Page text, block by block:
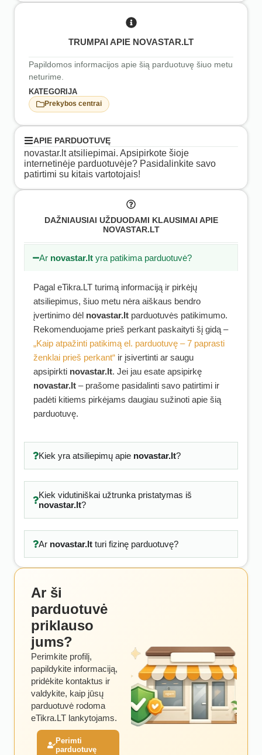
TRUMPAI APIE NOVASTAR.LT
Papildomos informacijos apie šią parduotuvę šiuo metu
neturime.
KATEGORIJA
Prekybos centrai
APIE PARDUOTUVĘ
novastar.lt atsiliepimai. Apsipirkote šioje
internetinėje parduotuvėje? Pasidalinkite savo
patirtimi su kitais vartotojais!
DAŽNIAUSIAI UŽDUODAMI KLAUSIMAI APIE
NOVASTAR.LT
Ar novastar.lt yra patikima parduotuvė?
Pagal eTikra.LT turimą informaciją ir pirkėjų
atsiliepimus, šiuo metu nėra aiškaus bendro
įvertinimo dėl novastar.lt parduotuvės patikimumo.
Rekomenduojame prieš perkant paskaityti šį gidą –
„Kaip atpažinti patikimą el. parduotuvę – 7 paprasti
ženklai prieš perkant“ ir įsivertinti ar saugu
apsipirkti novastar.lt. Jei jau esate apsipirkę
novastar.lt – prašome pasidalinti savo patirtimi ir
padėti kitiems pirkėjams daugiau sužinoti apie šią
parduotuvę.
Kiek yra atsiliepimų apie novastar.lt?
Kiek vidutiniškai užtrunka pristatymas iš
novastar.lt?
Ar novastar.ltturi fizinę parduotuvę?
Ar ši
parduotuvė
priklauso
jums?
Perimkite profilį,
papildykite informaciją,
pridėkite kontaktus ir
valdykite, kaip jūsų
parduotuvė rodoma
eTikra.LT lankytojams.
Perimti
parduotuvę